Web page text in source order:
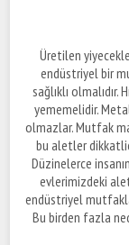
Üretilen
endüstriyel bir
sağlıklı
yememelidir.
olmazlar. Mutfak
bu aletler
Düzinelerce
evlerimizdeki
endüstriyel
Bu birden fazla